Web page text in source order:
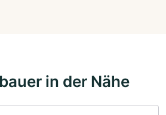
in der Nähe